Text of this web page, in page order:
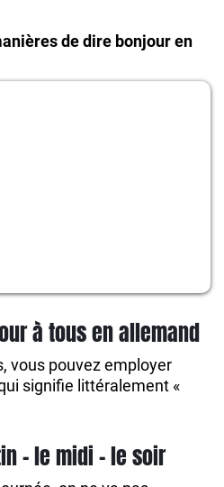
de dire bonjour en
à tous en allemand
vous pouvez employer
signifie littéralement «
– le midi – le soir